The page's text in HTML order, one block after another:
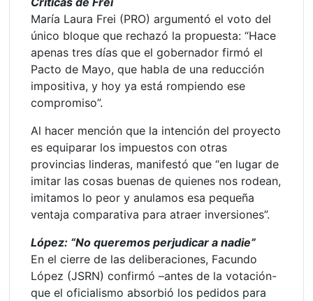
María Laura Frei (PRO) argumentó el voto del
único bloque que rechazó la propuesta: “Hace
apenas tres días que el gobernador firmó el
Pacto de Mayo, que habla de una reducción
impositiva, y hoy ya está rompiendo ese
compromiso”.
Al hacer mención que la intención del proyecto
es equiparar los impuestos con otras
provincias linderas, manifestó que “en lugar de
imitar las cosas buenas de quienes nos rodean,
imitamos lo peor y anulamos esa pequeña
ventaja comparativa para atraer inversiones”.
López: “No queremos perjudicar a nadie”
En el cierre de las deliberaciones, Facundo
López (JSRN) confirmó –antes de la votación-
que el oficialismo absorbió los pedidos para